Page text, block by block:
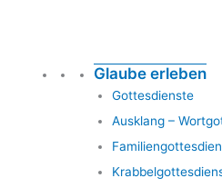
Glaube erleben
Gottesdienste
Ausklang –